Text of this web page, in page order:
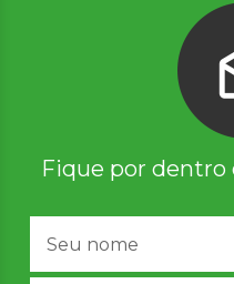
Fique por dentro